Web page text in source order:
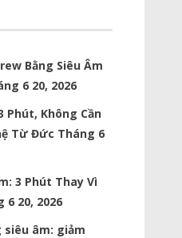
Bằng Siêu Âm
6 20, 2026
Phút, Không Cần
Từ Đức Tháng 6
3 Phút Thay Vì
6 20, 2026
siêu âm: giảm